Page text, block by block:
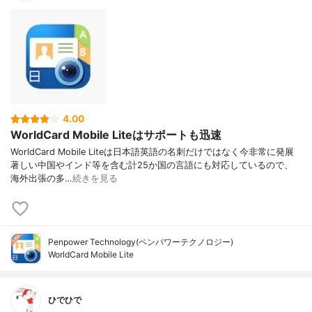
4.00
WorldCard Mobile Liteはサポートも迅速
WorldCard Mobile Liteは日本語英語の名刺だけではなく今非常に発展
著しい中国やインド等を含む計25か国の言語にも対応しているので、
海外出張の多…続きを見る
Penpower Technology(ペンパワーテクノロジー)
WorldCard Mobile Lite
ひでひで